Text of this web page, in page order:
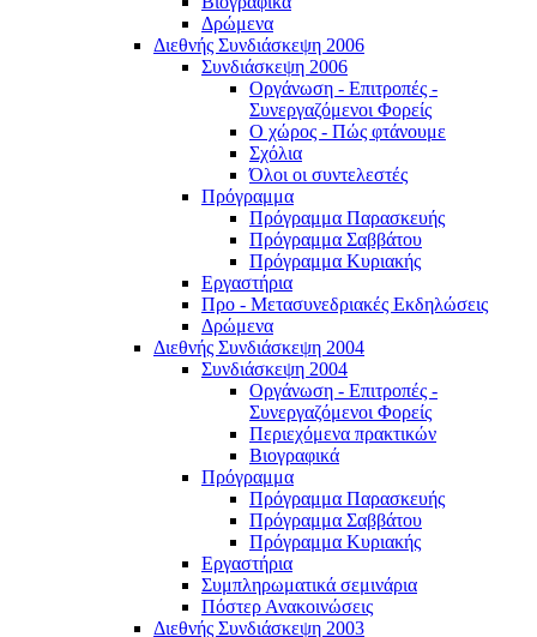
Δρώμενα
Διεθνής Συνδιάσκεψη 2006
Συνδιάσκεψη 2006
Οργάνωση - Επιτροπές -
Συνεργαζόμενοι Φορείς
Ο χώρος - Πώς φτάνουμε
Σχόλια
Όλοι οι συντελεστές
Πρόγραμμα
Πρόγραμμα Παρασκευής
Πρόγραμμα Σαββάτου
Πρόγραμμα Κυριακής
Εργαστήρια
Προ - Μετασυνεδριακές Εκδηλώσεις
Δρώμενα
Διεθνής Συνδιάσκεψη 2004
Συνδιάσκεψη 2004
Οργάνωση - Επιτροπές -
Συνεργαζόμενοι Φορείς
Περιεχόμενα πρακτικών
Βιογραφικά
Πρόγραμμα
Πρόγραμμα Παρασκευής
Πρόγραμμα Σαββάτου
Πρόγραμμα Κυριακής
Εργαστήρια
Συμπληρωματικά σεμινάρια
Πόστερ Ανακοινώσεις
Διεθνής Συνδιάσκεψη 2003